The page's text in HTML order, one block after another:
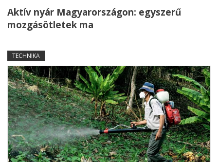
Aktív nyár Magyarországon: egyszerű
mozgásötletek ma
TECHNIKA